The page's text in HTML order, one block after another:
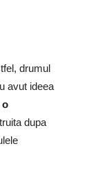
drumul
avut ideea
o
dupa